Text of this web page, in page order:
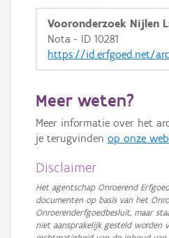
GRB-Basiskaart in
Vooronderzoek Nijlen
Nota - ID 10281
https://id.erfgoed.net/
Meer weten?
Meer informatie over het
je terugvinden op onze
Disclaimer
Het agentschap Onroerend
documenten op basis van het
Onroerenderfgoedbesluit, maar
niet aansprakelijk gesteld worden